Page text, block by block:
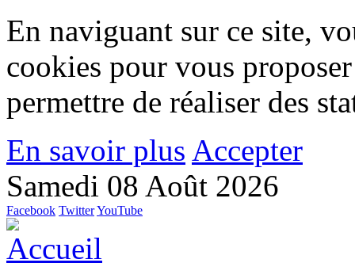
En naviguant sur ce site,
cookies pour vous
permettre de réaliser des
En savoir plus Accepter
Samedi 08 Août 2026
Facebook TwitterYouTube